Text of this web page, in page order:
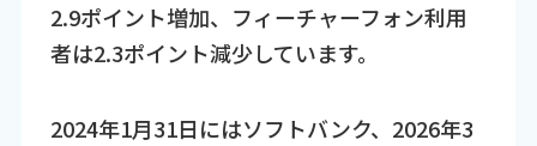
2.9ポイント増加、フィーチャーフォン利用
者は2.3ポイント減少しています。
2024年1月31日にはソフトバンク、2026年3